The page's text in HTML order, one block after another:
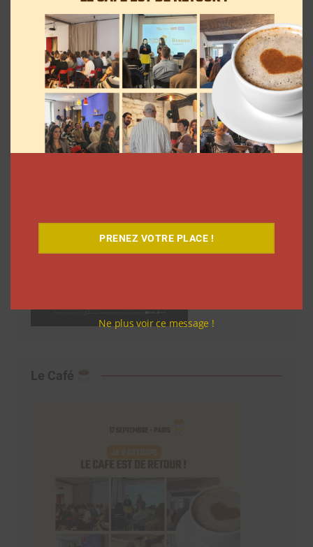
Découvrez notre documentaire
Le Café
PRENEZ VOTRE PLACE !
Ne plus voir ce message !